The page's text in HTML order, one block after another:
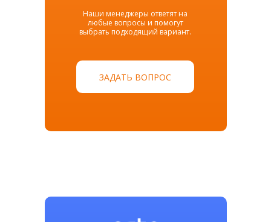
Наши менеджеры ответят на
любые вопросы и помогут
выбрать подходящий вариант.
ЗАДАТЬ ВОПРОС